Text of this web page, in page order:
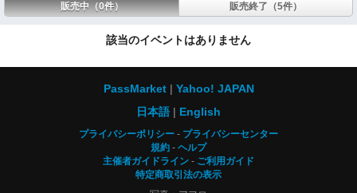
販売中（0件） 販売終了（5件）
該当のイベントはありません
PassMarket
Yahoo! JAPAN
日本語
English
プライバシーポリシー
プライバシーセンター
規約
ヘルプ
主催者ガイドライン
ご利用ガイド
特定商取引法の表示